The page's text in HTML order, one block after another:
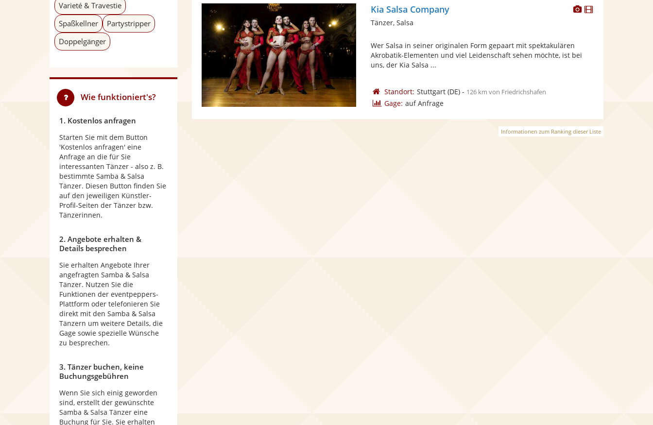
DieserDieser
Kia Salsa Company
Tänzer, Salsa
Wer Salsa in seiner originalen Form gepaart mit spektakulären
Akrobatik-Elementen und viel Leidenschaft sehen möchte, ist bei
uns, der Kia Salsa ...
Standort: Stuttgart(DE)- 126 km von Friedrichshafen
Gage: auf Anfrage
Informationen zum Ranking dieser Liste
Varieté & Travestie
Spaßkellner
Partystripper
Doppelgänger
Wie funktioniert's?
1. Kostenlos anfragen
Starten Sie mit dem Button
'Kostenlos anfragen' eine
Anfrage an die für Sie
interessanten Tänzer - also z. B.
bestimmte Samba & Salsa
Tänzer. Diesen Button finden Sie
auf den jeweiligen Künstler-
Profil-Seiten der Tänzer bzw.
Tänzerinnen.
2. Angebote erhalten &
Details besprechen
Sie erhalten Angebote Ihrer
angefragten Samba & Salsa
Tänzer. Nutzen Sie die
Funktionen der eventpeppers-
Plattform oder telefonieren Sie
direkt mit den Samba & Salsa
Tänzern um weitere Details, die
Gage sowie spezielle Wünsche
zu besprechen.
3. Tänzer buchen, keine
Buchungsgebühren
Wenn Sie sich einig geworden
sind, erstellt der gewünschte
Samba & Salsa Tänzer eine
Buchung für Sie. Sie erhalten